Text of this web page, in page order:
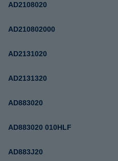
AD2108020
AD210802000
AD2131020
AD2131320
AD883020
AD883020 010HLF
AD883J20